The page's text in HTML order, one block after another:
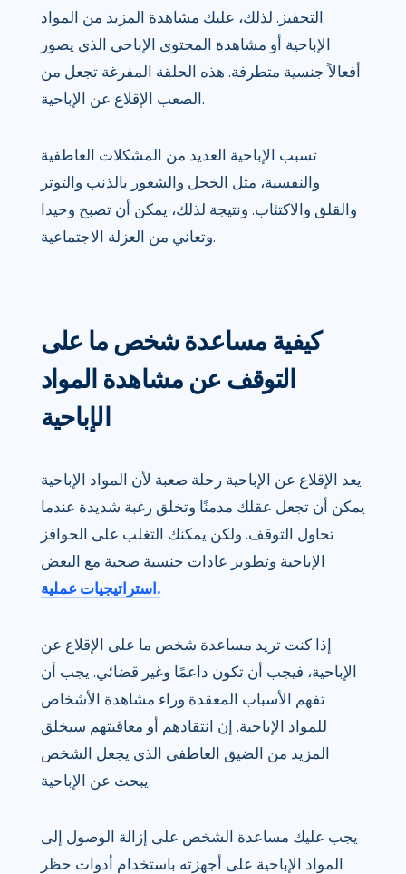
التحفيز. لذلك، عليك مشاهدة المزيد من المواد
الإباحية أو مشاهدة المحتوى الإباحي الذي يصور
أفعالاً جنسية متطرفة. هذه الحلقة المفرغة تجعل من
الصعب الإقلاع عن الإباحية.
تسبب الإباحية العديد من المشكلات العاطفية
والنفسية، مثل الخجل والشعور بالذنب والتوتر
والقلق والاكتئاب. ونتيجة لذلك، يمكن أن تصبح وحيدا
وتعاني من العزلة الاجتماعية.
كيفية مساعدة شخص ما على
التوقف عن مشاهدة المواد
الإباحية
يعد الإقلاع عن الإباحية رحلة صعبة لأن المواد الإباحية
يمكن أن تجعل عقلك مدمنًا وتخلق رغبة شديدة عندما
تحاول التوقف. ولكن يمكنك التغلب على الحوافز
الإباحية وتطوير عادات جنسية صحية مع البعض
استراتيجيات عملية.
إذا كنت تريد مساعدة شخص ما على الإقلاع عن
الإباحية، فيجب أن تكون داعمًا وغير قضائي. يجب أن
تفهم الأسباب المعقدة وراء مشاهدة الأشخاص
للمواد الإباحية. إن انتقادهم أو معاقبتهم سيخلق
المزيد من الضيق العاطفي الذي يجعل الشخص
يبحث عن الإباحية.
يجب عليك مساعدة الشخص على إزالة الوصول إلى
المواد الإباحية على أجهزته باستخدام أدوات حظر